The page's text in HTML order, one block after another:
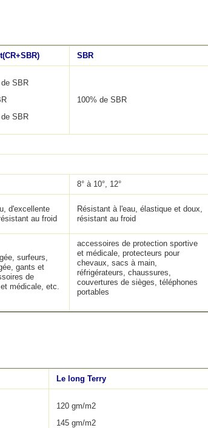
(CR+SBR) SBR
SBR
SBR
100% de SBR
8° à 10°, 12°
d'excellente
au froid
Résistant à l'eau, élastique et doux,
résistant au froid
surfeurs,
gants et
de
médicale, etc.
accessoires de protection sportive
et médicale, protecteurs pour
chevaux, sacs à main,
réfrigérateurs, chaussures,
couvertures de sièges, téléphones
portables
Le long Terry
120 gm/m2
145 gm/m2